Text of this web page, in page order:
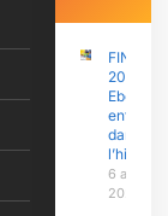
FINAJU
2026 :
Ebolowa
entre
dans
l’histoire
6 août
2026